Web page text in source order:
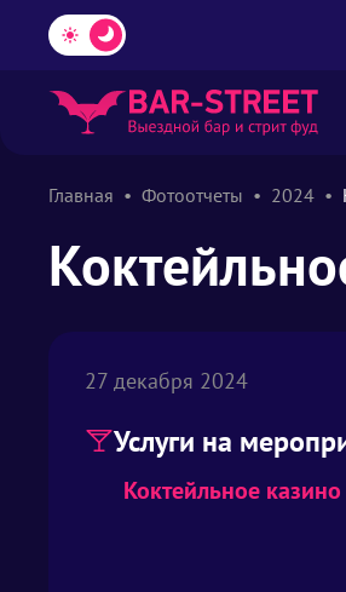
Главная Фотоотчеты 2024
27 декабря 2024
Услуги на
Коктейльное казино